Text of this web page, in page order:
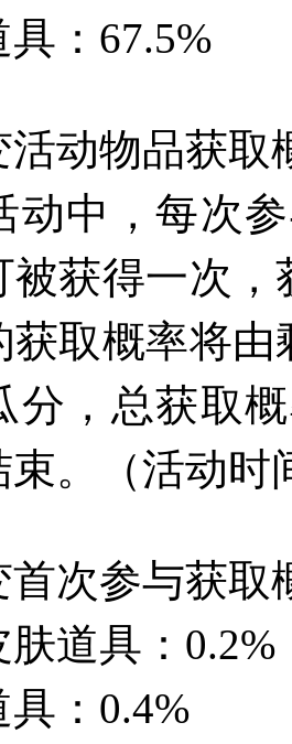
：67.5%
活动物品获取
动中，每次
被获得一次
获取概率将
分，总获取
。（活动时
首次参与获取
道具：0.2%
：0.4%